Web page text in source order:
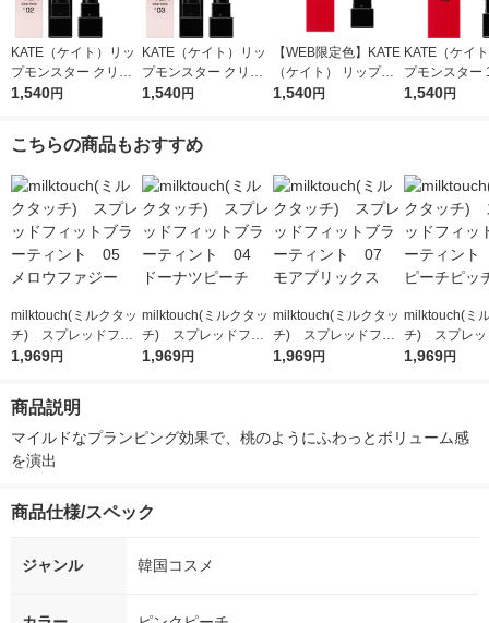
KATE（ケイト）リッ
プモンスター クリア
トーン C02 肉色モン
1,540円
KATE（ケイト）リッ
プモンスター クリア
トーン C03 枝化モン
1,540円
【WEB限定色】KATE
（ケイト） リップモ
ンスター 14 憧れの日
1,540円
KATE（ケイ
プモンスター
け落ちる密桃
1,540円
こちらの商品もおすすめ
milktouch(ミルクタッ
チ) スプレッドフィ
ットブラーティント
1,969円
milktouch(ミルクタッ
チ) スプレッドフィ
ットブラーティント
1,969円
milktouch(ミルクタッ
チ) スプレッドフィ
ットブラーティント
1,969円
milktouch(ミ
チ) スプレッ
ットブラー
1,969円
商品説明
マイルドなプランピング効果で、桃のようにふわっとボリューム感
を演出
商品仕様/スペック
ジャンル 韓国コスメ